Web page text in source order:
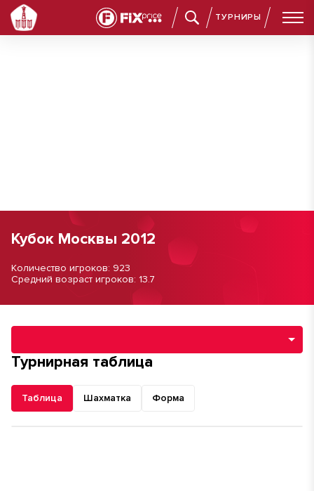
ТУРНИРЫ
Кубок Москвы 2012
Количество игроков: 923
Средний возраст игроков: 13.7
Навигация по разделам турнира
Турнирная таблица
Таблица Шахматка Форма